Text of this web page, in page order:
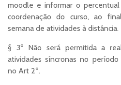
moodle e informar o
coordenação do curso, ao
semana de atividades à distância.
§ 3º Não será permitida a
atividades síncronas no
no Art 2º.